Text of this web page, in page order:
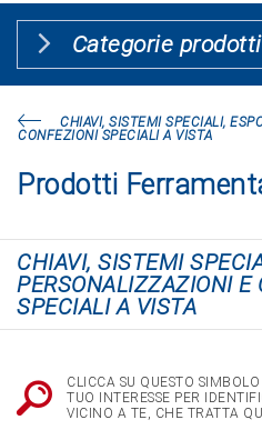
Categorie prodotti
CHIAVI, SISTEMI SPECIALI,
CONFEZIONI SPECIALI A VISTA
Prodotti
CHIAVI, SISTEMI
PERSONALIZZAZIONI E
SPECIALI A VISTA
CLICCA SU QUESTO
TUO INTERESSE PER
VICINO A TE, CHE TRATTA